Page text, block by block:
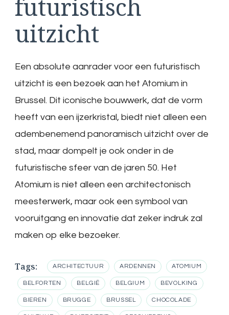
futuristisch
uitzicht
Een absolute aanrader voor een futuristisch
uitzicht is een bezoek aan het Atomium in
Brussel. Dit iconische bouwwerk, dat de vorm
heeft van een ijzerkristal, biedt niet alleen een
adembenemend panoramisch uitzicht over de
stad, maar dompelt je ook onder in de
futuristische sfeer van de jaren 50. Het
Atomium is niet alleen een architectonisch
meesterwerk, maar ook een symbool van
vooruitgang en innovatie dat zeker indruk zal
maken op elke bezoeker.
Tags: ARCHITECTUUR ARDENNEN ATOMIUM
BELFORTEN BELGIË BELGIUM BEVOLKING
BIEREN BRUGGE BRUSSEL CHOCOLADE